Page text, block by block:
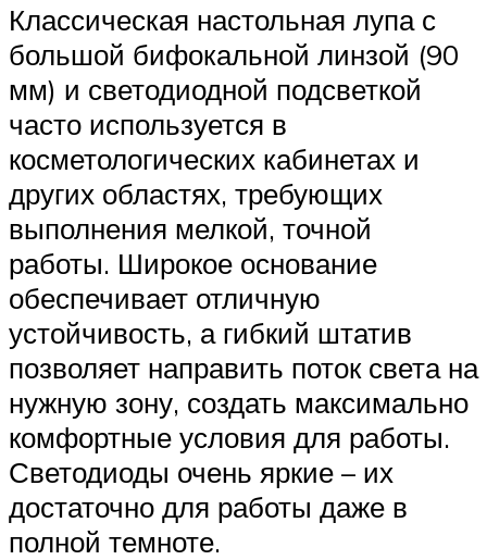
Классическая настольная лупа с
большой бифокальной линзой (90
мм) и светодиодной подсветкой
часто используется в
косметологических кабинетах и
других областях, требующих
выполнения мелкой, точной
работы. Широкое основание
обеспечивает отличную
устойчивость, а гибкий штатив
позволяет направить поток света на
нужную зону, создать максимально
комфортные условия для работы.
Светодиоды очень яркие – их
достаточно для работы даже в
полной темноте.